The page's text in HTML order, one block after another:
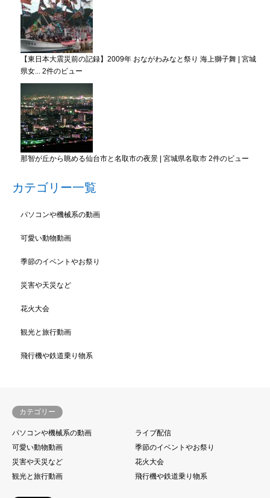
【東日本大震災前の記録】2009年 おながわみなと祭り 海上獅子舞 | 宮城
県女... 2件のビュー
那智が丘から眺める仙台市と名取市の夜景 | 宮城県名取市 2件のビュー
カテゴリー一覧
パソコンや機械系の動画
可愛い動物動画
季節のイベントやお祭り
災害や天災など
花火大会
観光と旅行動画
飛行機や鉄道乗り物系
カテゴリー
パソコンや機械系の動画
ライブ配信
可愛い動物動画
季節のイベントやお祭り
災害や天災など
花火大会
観光と旅行動画
飛行機や鉄道乗り物系